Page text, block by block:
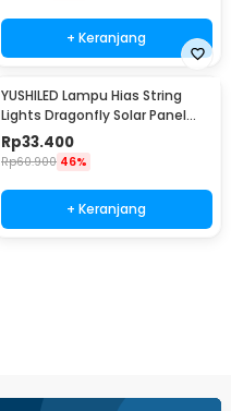
+ Keranjang
YUSHILED Lampu Hias String
Lights Dragonfly Solar Panel
IP65 8 Modes 20 LED - M088
Rp33.400
Rp60.900 46%
+ Keranjang